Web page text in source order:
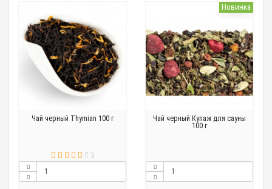
Чай черный Thymian 100 г
3
Новинка
Чай черный Купаж для сауны
100 г